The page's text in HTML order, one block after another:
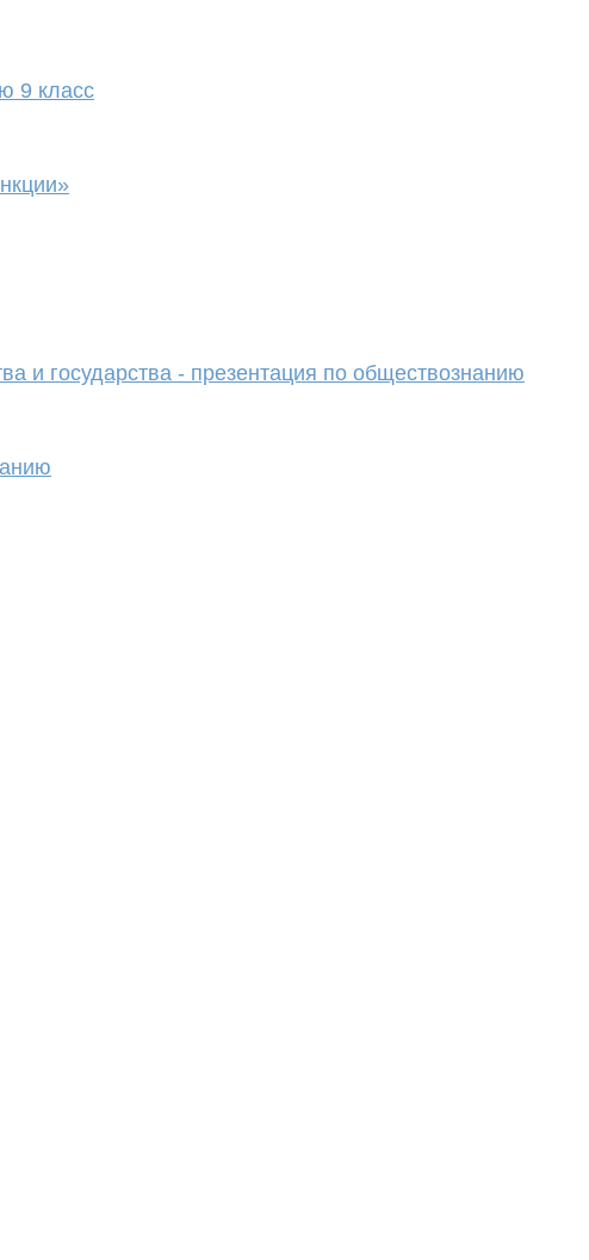
9 класс
и государства - презентация по обществознанию